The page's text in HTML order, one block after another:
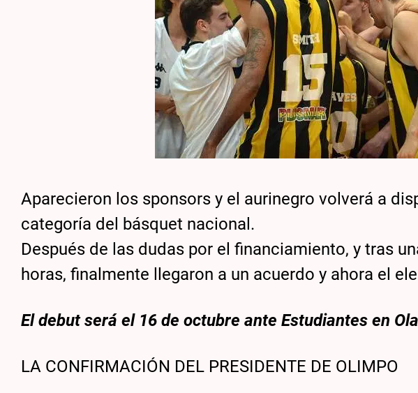
Aparecieron los sponsors y el aurinegro volverá a
categoría del básquet nacional.
Después de las dudas por el financiamiento, y tras
horas, finalmente llegaron a un acuerdo y ahora el
El debut será el 16 de octubre ante Estudiantes en
LA CONFIRMACIÓN DEL PRESIDENTE DE OLIMPO